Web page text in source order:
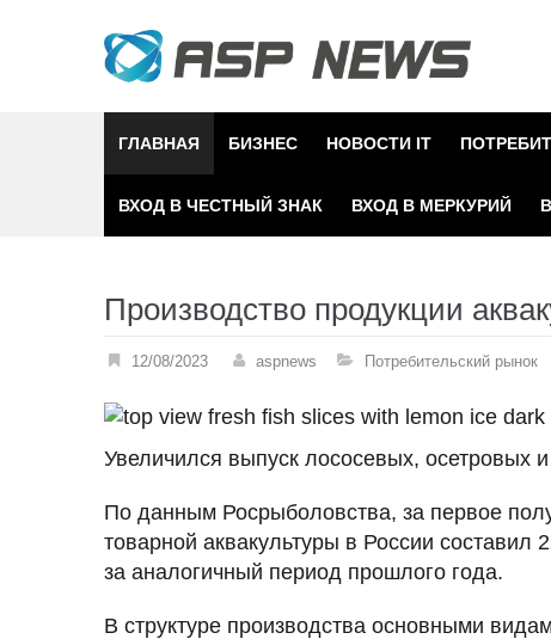
ГЛАВНАЯ БИЗНЕС НОВОСТИ IT
ВХОД В ЧЕСТНЫЙ ЗНАК ВХОД В МЕРКУРИЙ
Производство продукции
12/08/2023 aspnews Потребительский рынок
Увеличился выпуск лососевых, осетровых
По данным Росрыболовства, за первое
товарной аквакультуры в России составил
за аналогичный период прошлого года.
В структуре производства основными